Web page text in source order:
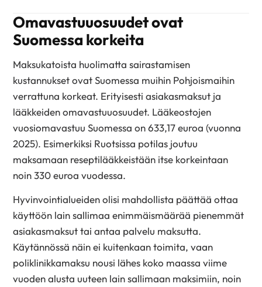
Omavastuuosuudet ovat
Suomessa korkeita
Maksukatoista huolimatta sairastamisen
kustannukset ovat Suomessa muihin Pohjoismaihin
verrattuna korkeat. Erityisesti asiakasmaksut ja
lääkkeiden omavastuuosuudet. Lääkeostojen
vuosiomavastuu Suomessa on 633,17 euroa (vuonna
2025). Esimerkiksi Ruotsissa potilas joutuu
maksamaan reseptilääkkeistään itse korkeintaan
noin 330 euroa vuodessa.
Hyvinvointialueiden olisi mahdollista päättää ottaa
käyttöön lain sallimaa enimmäismäärää pienemmät
asiakasmaksut tai antaa palvelu maksutta.
Käytännössä näin ei kuitenkaan toimita, vaan
poliklinikkamaksu nousi lähes koko maassa viime
vuoden alusta uuteen lain sallimaan maksimiin, noin